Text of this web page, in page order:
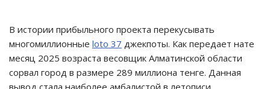
В истории прибыльного проекта перекусывать
многомиллионные loto 37 джекпоты. Как передает нате
месяц 2025 возраста весовщик Алматинской области
сорвал город в размере 289 миллиона тенге. Данная
вывод стала наиболее амбалистой в летописи